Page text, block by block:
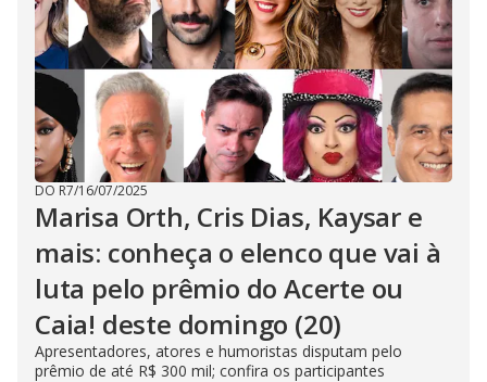
DO R7/16/07/2025
Marisa Orth, Cris Dias, Kaysar e
mais: conheça o elenco que vai à
luta pelo prêmio do Acerte ou
Caia! deste domingo (20)
Apresentadores, atores e humoristas disputam pelo
prêmio de até R$ 300 mil; confira os participantes